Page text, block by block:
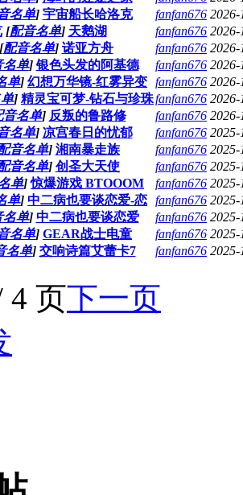
名单] 宇宙船长哈洛克 fanfan676 2026-
[配音名单] 天鹅湖 fanfan676 2026-
[配音名单] 诺亚方舟 fanfan676 2026-
名单] 银色头发的阿基德 fanfan676 2026-
单] 幻想万华镜-红雾异变 fanfan676 2026-
] 精灵宝可梦-钻石与珍珠fanfan676 2026-
音名单] 反叛的鲁路修 fanfan676 2026-
名单] 凉宫春日的忧郁 fanfan676 2025-
音名单] 湘南暴走族 fanfan676 2025-
音名单] 创圣大天使 fanfan676 2025-
单] 惊爆游戏 BTOOOM fanfan676 2025-
单] 中二病也要谈恋爱-恋 fanfan676 2025-
名单] 中二病也要谈恋爱 fanfan676 2025-
名单] GEAR战士电童 fanfan676 2025-
名单] 交响诗篇艾蕾卡7 fanfan676 2025-
4 页下一页